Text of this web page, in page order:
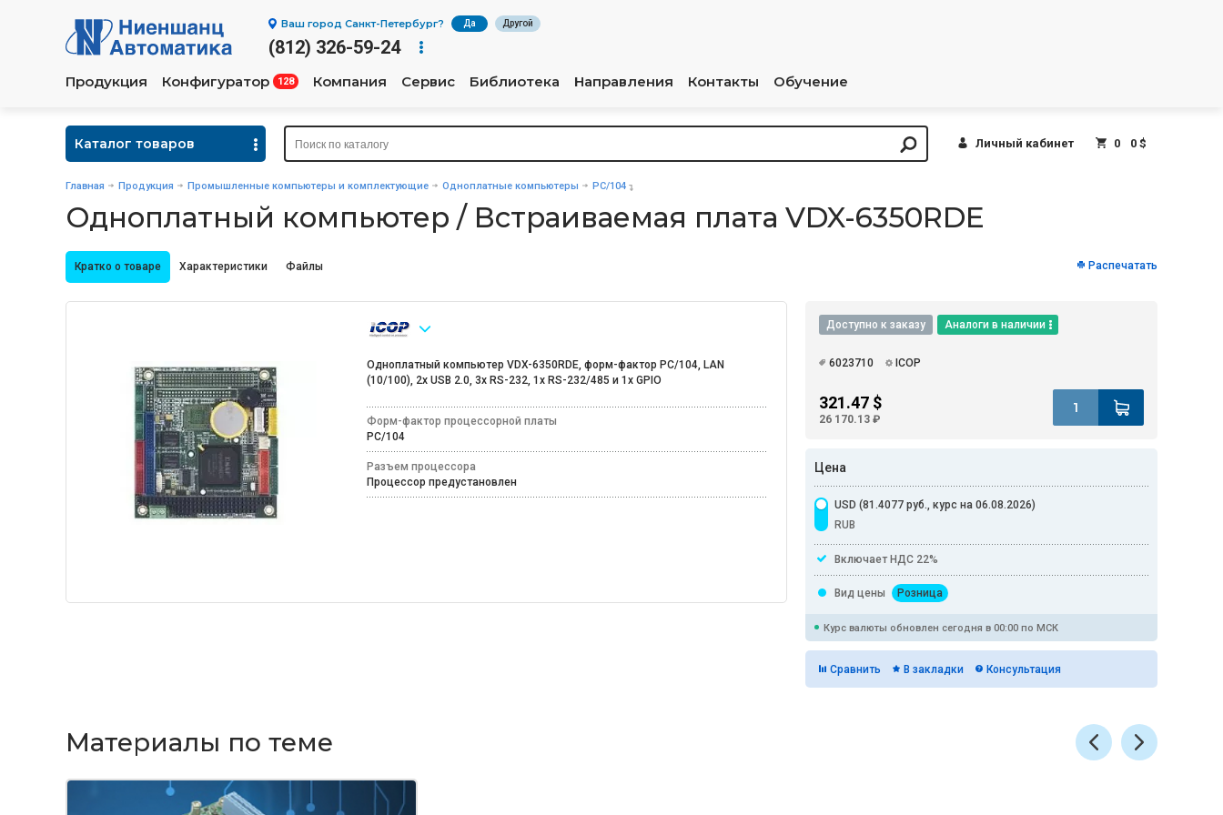
Ваш город Санкт-Петербург? Да Другой
(812) 326-59-24
Продукция Конфигуратор 128 Компания Сервис Библиотека Направления Контакты Обучение
Каталог товаров Личный кабинет 0 0 $
Главная Продукция Промышленные компьютеры и комплектующие Одноплатные компьютеры PC/104
Одноплатный компьютер / Встраиваемая плата VDX-6350RDE
Кратко о товаре Характеристики Файлы Распечатать
Доступно к заказу Аналоги в наличии
6023710 ICOP
321.47 $
26 170.13 ₽
Цена
USD (81.4077 руб., курс на 06.08.2026)
RUB
Включает НДС 22%
Вид цены Розница
Курс валюты обновлен сегодня в 00:00 по МСК
Сравнить В закладки Консультация
Одноплатный компьютер VDX-6350RDE, форм-фактор PC/104, LAN
(10/100), 2x USB 2.0, 3x RS-232, 1х RS-232/485 и 1х GPIO
Форм-фактор процессорной платы
PC/104
Разъем процессора
Процессор предустановлен
Материалы по теме